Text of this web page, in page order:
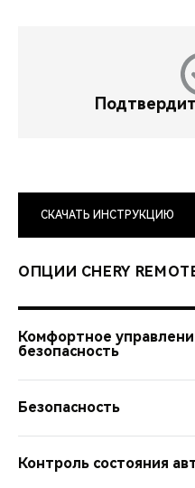
СКАЧАТЬ ИНСТРУКЦИЮ
ОПЦИИ CHERY
Комфортное
безопасность
Автозапуск из любой
Настройка
Управление
Безопасность
Управление
Контроль состояния